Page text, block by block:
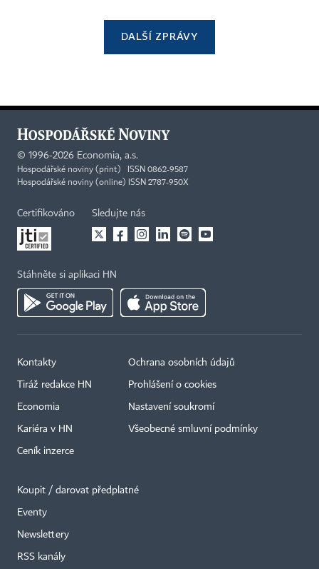
DALŠÍ ZPRÁVY
© 1996-2026 Economia, a.s.
Hospodářské noviny (print) ISSN 0862-9587
Hospodářské noviny (online) ISSN 2787-950X
Certifikováno Sledujte nás
Stáhněte si aplikaci HN
Kontakty
Tiráž redakce HN
Economia
Kariéra v HN
Ceník inzerce
Ochrana osobních údajů
Prohlášení o cookies
Nastavení soukromí
Všeobecné smluvní podmínky
Koupit / darovat předplatné
Eventy
Newslettery
RSS kanály